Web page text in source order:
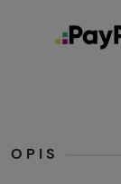
OPIS